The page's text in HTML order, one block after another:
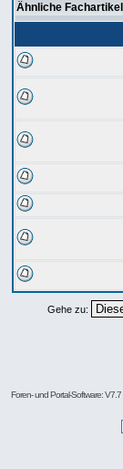
Ähnliche
Gehe zu:
Foren- und Portal-Software: